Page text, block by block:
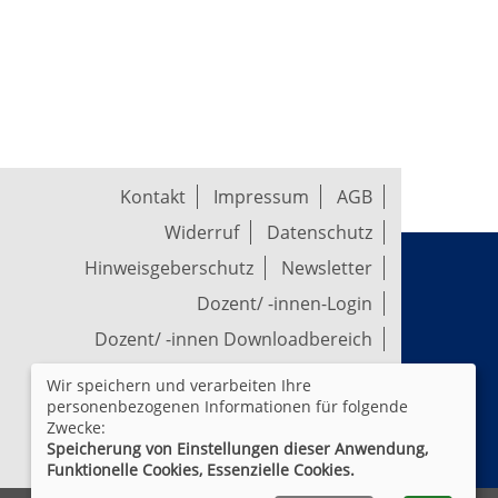
Kontakt Impressum
AGB
Widerruf
Datenschutz
Hinweisgeberschutz
Newsletter
Dozent/ -innen-Login
Dozent/ -innen Downloadbereich
Widerrufsformular
Cookie Einstellungen
Wir speichern und verarbeiten Ihre
personenbezogenen Informationen für folgende
Zwecke:
Speicherung von Einstellungen dieser Anwendung,
Funktionelle Cookies, Essenzielle Cookies.